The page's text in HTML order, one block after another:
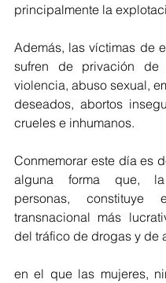
principalmente la
Además, las víctimas de
sufren de privación de
violencia, abuso sexual,
deseados, abortos
crueles e inhumanos.
Conmemorar este día es
alguna forma que,
personas, constituye
transnacional más
del tráfico de drogas y de
en el que las mujeres,